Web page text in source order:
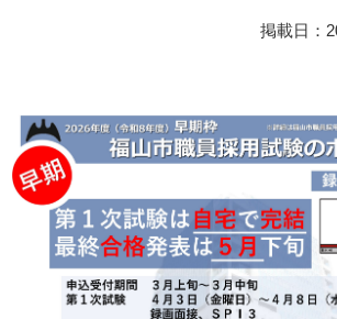
掲載日：